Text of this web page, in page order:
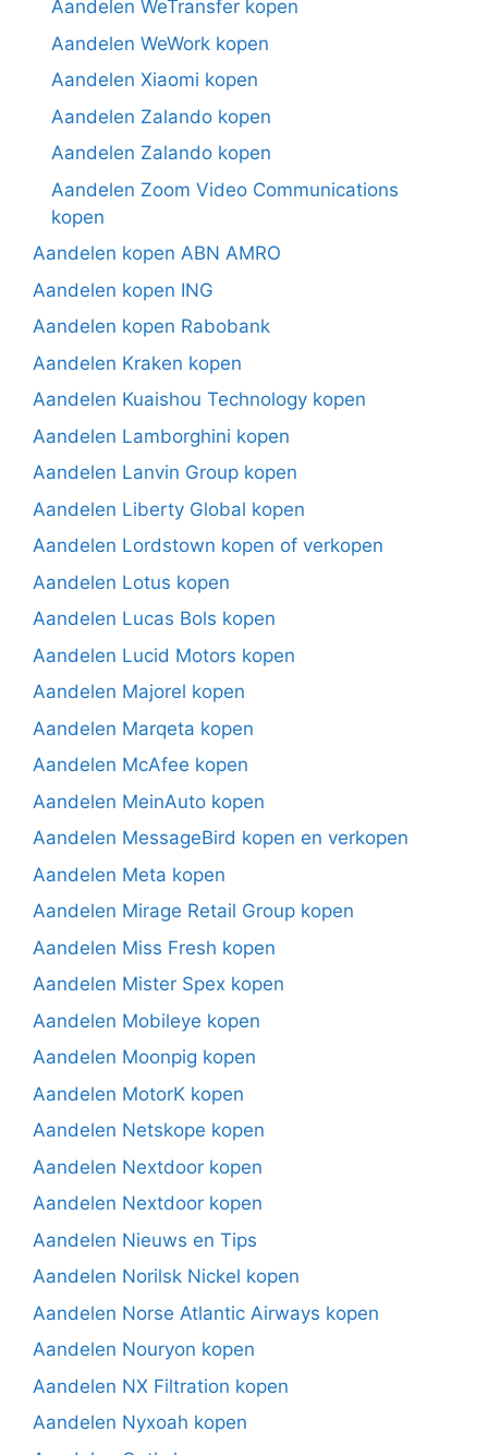
Aandelen WeTransfer kopen
Aandelen WeWork kopen
Aandelen Xiaomi kopen
Aandelen Zalando kopen
Aandelen Zalando kopen
Aandelen Zoom Video Communications
kopen
Aandelen kopen ABN AMRO
Aandelen kopen ING
Aandelen kopen Rabobank
Aandelen Kraken kopen
Aandelen Kuaishou Technology kopen
Aandelen Lamborghini kopen
Aandelen Lanvin Group kopen
Aandelen Liberty Global kopen
Aandelen Lordstown kopen of verkopen
Aandelen Lotus kopen
Aandelen Lucas Bols kopen
Aandelen Lucid Motors kopen
Aandelen Majorel kopen
Aandelen Marqeta kopen
Aandelen McAfee kopen
Aandelen MeinAuto kopen
Aandelen MessageBird kopen en verkopen
Aandelen Meta kopen
Aandelen Mirage Retail Group kopen
Aandelen Miss Fresh kopen
Aandelen Mister Spex kopen
Aandelen Mobileye kopen
Aandelen Moonpig kopen
Aandelen MotorK kopen
Aandelen Netskope kopen
Aandelen Nextdoor kopen
Aandelen Nextdoor kopen
Aandelen Nieuws en Tips
Aandelen Norilsk Nickel kopen
Aandelen Norse Atlantic Airways kopen
Aandelen Nouryon kopen
Aandelen NX Filtration kopen
Aandelen Nyxoah kopen